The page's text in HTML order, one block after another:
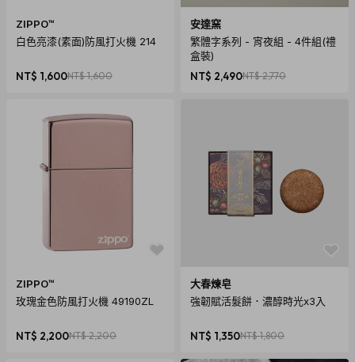
商品保固: 收到當下請檢查是否完整
商品尺寸: 19x13x4.5 cm
ZIPPO™
白色亮漆(素面)防風打火機 214
NT$ 1,600NT$ 1,600
安達窯
繁體字系列 - 宵夜組 - 4件組(禮
盒裝)
NT$ 2,490NT$ 2,770
ZIPPO™
玫瑰金色防風打火機 49190ZL
NT$ 2,200NT$ 2,200
大春煉皂
強韌賦活髮餅．濃醇時光x3入
NT$ 1,350NT$ 1,800